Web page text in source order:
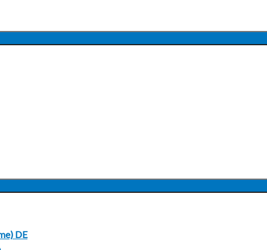
UNTERMENÜ
UNTERMENÜ
DE